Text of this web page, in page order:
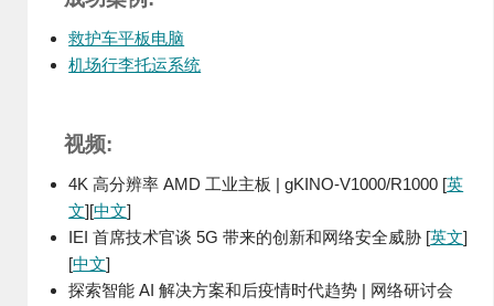
救护车平板电脑
机场行李托运系统
视频:
4K 高分辨率 AMD 工业主板 | gKINO-V1000/R1000 [英
文][中文]
IEI 首席技术官谈 5G 带来的创新和网络安全威胁 [英文]
[中文]
探索智能 AI 解决方案和后疫情时代趋势 | 网络研讨会